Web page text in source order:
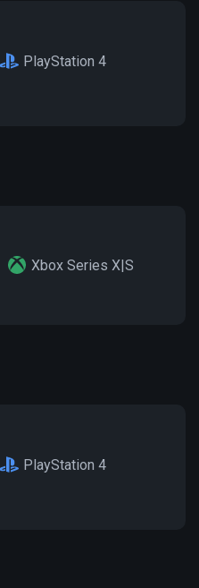
PlayStation 4
Xbox Series X|S
PlayStation 4